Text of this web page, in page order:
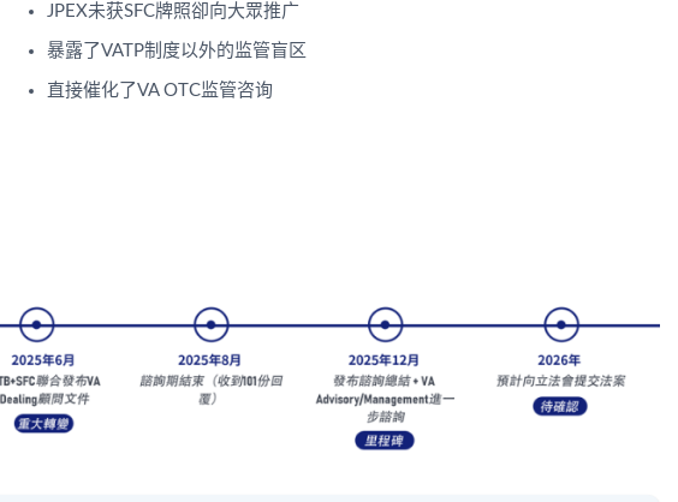
JPEX未获SFC牌照卻向大眾推广
暴露了VATP制度以外的监管盲区
直接催化了VA OTC监管咨询